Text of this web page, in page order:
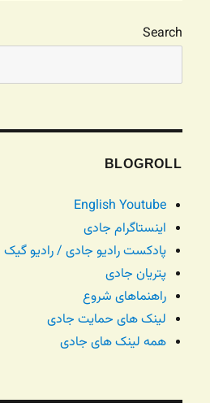
Search
BLOGROLL
English Youtube
اینستاگرام جادی
پادکست رادیو جادی / رادیو گیک
پتریان جادی
راهنماهای شروع
لینک های حمایت جادی
همه لینک های جادی